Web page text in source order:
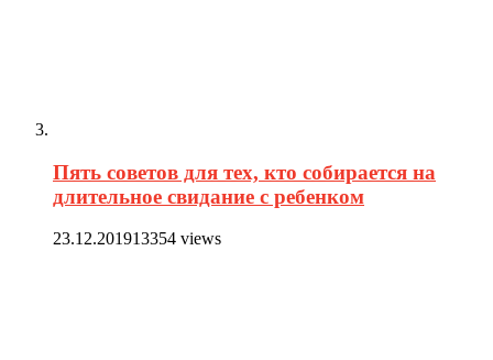
Пять советов для тех, кто собирается на
длительное свидание с ребенком
23.12.201913354 views